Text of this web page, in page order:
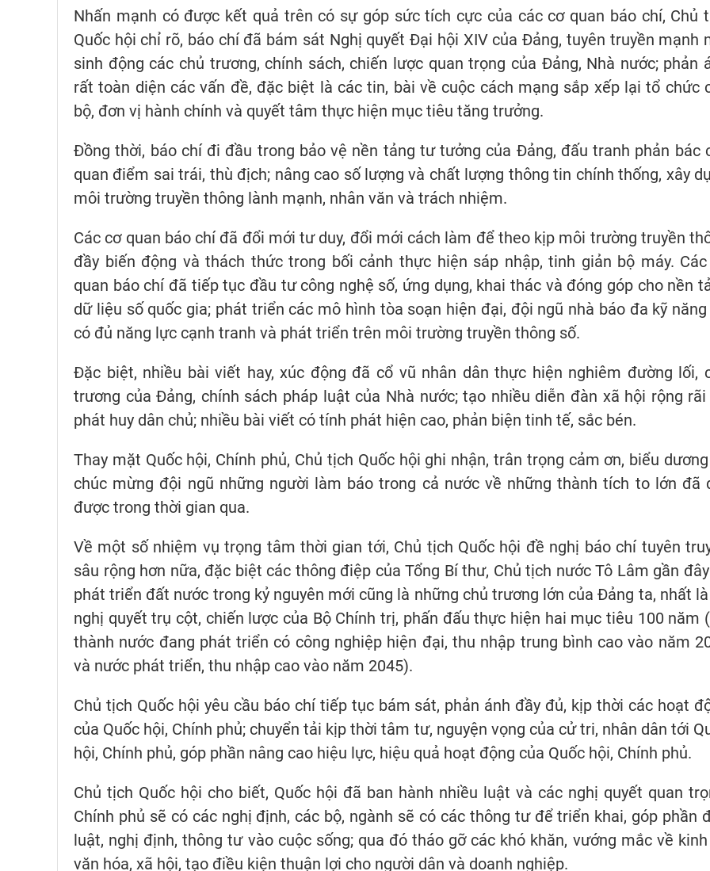
Nhấn mạnh có được kết quả trên có sự góp sức tích cực của các cơ quan báo chí, Chủ
Quốc hội chỉ rõ, báo chí đã bám sát Nghị quyết Đại hội XIV của Đảng, tuyên truyền mạnh
sinh động các chủ trương, chính sách, chiến lược quan trọng của Đảng, Nhà nước; phản
rất toàn diện các vấn đề, đặc biệt là các tin, bài về cuộc cách mạng sắp xếp lại tổ chức
bộ, đơn vị hành chính và quyết tâm thực hiện mục tiêu tăng trưởng.
Đồng thời, báo chí đi đầu trong bảo vệ nền tảng tư tưởng của Đảng, đấu tranh phản bác
quan điểm sai trái, thù địch; nâng cao số lượng và chất lượng thông tin chính thống, xây
môi trường truyền thông lành mạnh, nhân văn và trách nhiệm.
Các cơ quan báo chí đã đổi mới tư duy, đổi mới cách làm để theo kịp môi trường truyền
đầy biến động và thách thức trong bối cảnh thực hiện sáp nhập, tinh giản bộ máy.
quan báo chí đã tiếp tục đầu tư công nghệ số, ứng dụng, khai thác và đóng góp cho nền
dữ liệu số quốc gia; phát triển các mô hình tòa soạn hiện đại, đội ngũ nhà báo đa kỹ
có đủ năng lực cạnh tranh và phát triển trên môi trường truyền thông số.
Đặc biệt, nhiều bài viết hay, xúc động đã cổ vũ nhân dân thực hiện nghiêm đường lối,
trương của Đảng, chính sách pháp luật của Nhà nước; tạo nhiều diễn đàn xã hội rộng
phát huy dân chủ; nhiều bài viết có tính phát hiện cao, phản biện tinh tế, sắc bén.
Thay mặt Quốc hội, Chính phủ, Chủ tịch Quốc hội ghi nhận, trân trọng cảm ơn, biểu
chúc mừng đội ngũ những người làm báo trong cả nước về những thành tích to lớn đã
được trong thời gian qua.
Về một số nhiệm vụ trọng tâm thời gian tới, Chủ tịch Quốc hội đề nghị báo chí tuyên
sâu rộng hơn nữa, đặc biệt các thông điệp của Tổng Bí thư, Chủ tịch nước Tô Lâm gần
phát triển đất nước trong kỷ nguyên mới cũng là những chủ trương lớn của Đảng ta, nhất
nghị quyết trụ cột, chiến lược của Bộ Chính trị, phấn đấu thực hiện hai mục tiêu 100 năm
thành nước đang phát triển có công nghiệp hiện đại, thu nhập trung bình cao vào năm
và nước phát triển, thu nhập cao vào năm 2045).
Chủ tịch Quốc hội yêu cầu báo chí tiếp tục bám sát, phản ánh đầy đủ, kịp thời các hoạt
của Quốc hội, Chính phủ; chuyển tải kịp thời tâm tư, nguyện vọng của cử tri, nhân dân tới
hội, Chính phủ, góp phần nâng cao hiệu lực, hiệu quả hoạt động của Quốc hội, Chính phủ.
Chủ tịch Quốc hội cho biết, Quốc hội đã ban hành nhiều luật và các nghị quyết quan
Chính phủ sẽ có các nghị định, các bộ, ngành sẽ có các thông tư để triển khai, góp phần
luật, nghị định, thông tư vào cuộc sống; qua đó tháo gỡ các khó khăn, vướng mắc về
văn hóa, xã hội, tạo điều kiện thuận lợi cho người dân và doanh nghiệp.